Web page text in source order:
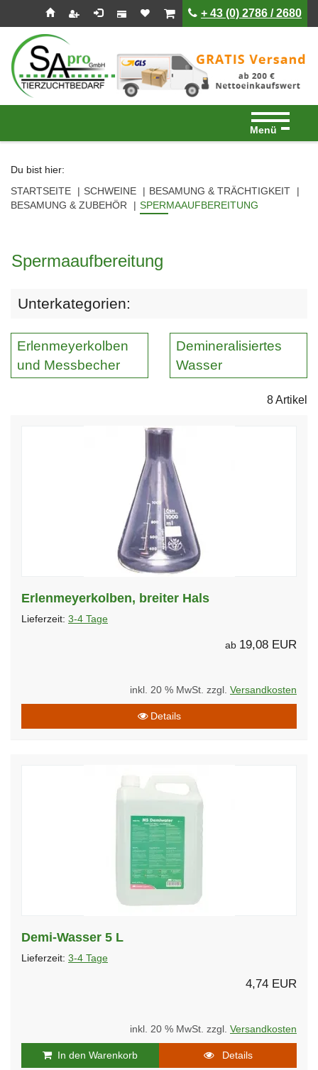
Seitenebreiche:
ist leerist leer+ 43 (0) 2786 / 2680
Menü
Du bist hier:
STARTSEITE
SCHWEINE
BESAMUNG & TRÄCHTIGKEIT
BESAMUNG & ZUBEHÖR
SPERMAAUFBEREITUNG
Spermaaufbereitung
Unterkategorien:
Erlenmeyerkolben
und Messbecher
Demineralisiertes
Wasser
8 Artikel
Erlenmeyerkolben, breiter Hals
Lieferzeit: 3-4 Tage
ab 19,08 EUR
inkl. 20 % MwSt. zzgl. Versandkosten
Details
Demi-Wasser 5 L
Lieferzeit: 3-4 Tage
4,74 EUR
inkl. 20 % MwSt. zzgl. Versandkosten
In den Warenkorb Details